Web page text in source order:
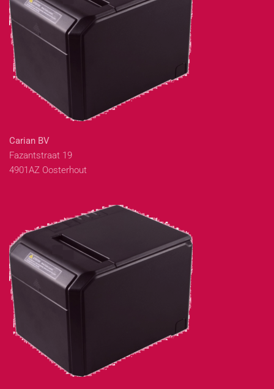
Carian BV
Fazantstraat 19
4901AZ Oosterhout